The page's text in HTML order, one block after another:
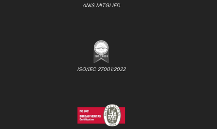
ANIS MITGLIED
ISO/IEC 27001:2022